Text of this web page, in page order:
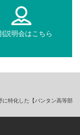
説明会はこちら
に特化した【バンタン高等部